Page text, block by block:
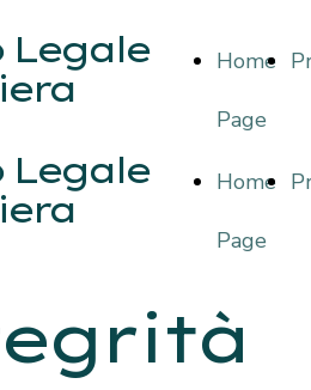
Home
Page
Legale
Home
Page
Legale